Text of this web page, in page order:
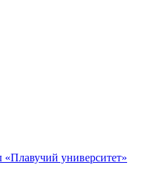
университет»